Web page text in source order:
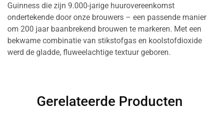
Guinness die zijn 9.000-jarige huurovereenkomst
ondertekende door onze brouwers – een passende manier
om 200 jaar baanbrekend brouwen te markeren. Met een
bekwame combinatie van stikstofgas en koolstofdioxide
werd de gladde, fluweelachtige textuur geboren.
Gerelateerde Producten